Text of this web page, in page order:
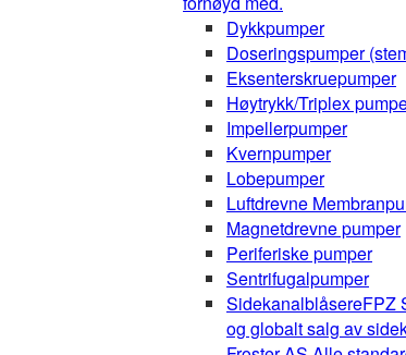
Dykkpumper
Doseringspumper
Eksenterskruepumper
Høytrykk/Triplex
Impellerpumper
Kvernpumper
Lobepumper
Luftdrevne
Magnetdrevne pumper
Periferiske pumper
Sentrifugalpumper
SidekanalblåsereFPZ
og globalt salg av